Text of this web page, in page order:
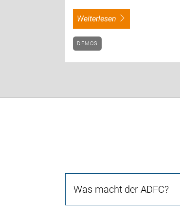
weiterlesen
DEMOS
Was macht der ADFC?